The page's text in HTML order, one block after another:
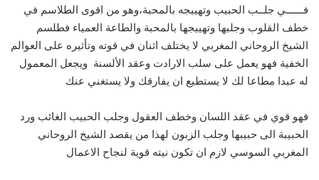
فــــــي جلــب الحبيب وتهييجه بالمحبة،وهو من اقوى الطلاسم في
خطف القلوب وجلبها وتهييجها بالمحبة والطاعة العمياء فطلسم
الشيخ الروحاني المغربي لا يختلف اثنان في قوته وتأثيره على العوالم
الخفية فهو يعمل على سلب الارادت وعقد الألسنة ويجعل المعمول
له عبدا مطاعا لك لا يستطيع ان يفارقك ولا يستغني عنك
فهو قوي في عقد اللسان وخطف العقول وجلب الحبيب الغائب ورد
الحبيبة الى حبيبها وجلب الزبون لهذا من يقصد الشيخ الروحاني
المغربي السوسي لازم ان تكون نيته قوية لنجاح الاعمال